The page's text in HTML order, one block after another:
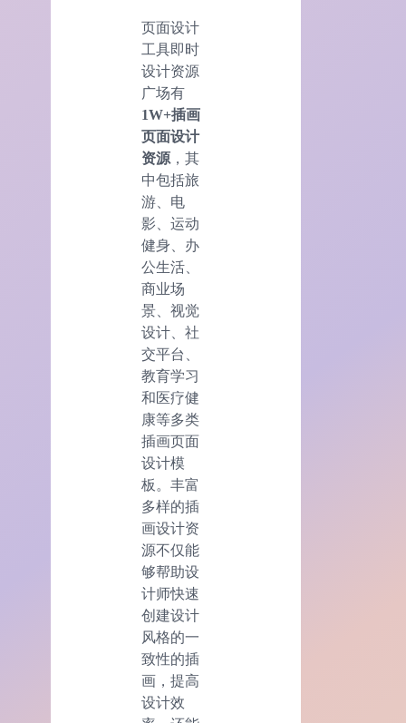
页面设计
工具即时
设计资源
广场有
1W+插画
页面设计
资源 ，其
中包括旅
游、电
影、运动
健身、办
公生活、
商业场
景、视觉
设计、社
交平台、
教育学习
和医疗健
康等多类
插画页面
设计模
板。丰富
多样的插
画设计资
源不仅能
够帮助设
计师快速
创建设计
风格的一
致性的插
画，提高
设计效